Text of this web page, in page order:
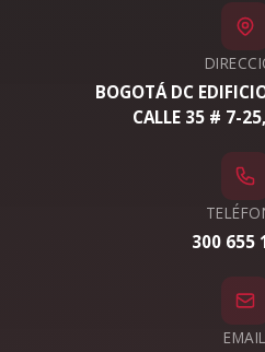
BOGOTÁ DC
CALLE 35 # 7-
300 655
EMAIL